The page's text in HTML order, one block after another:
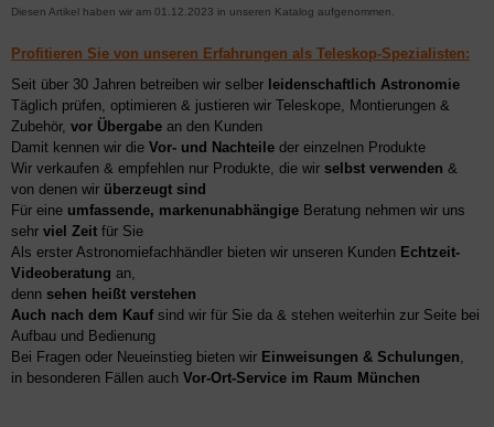
Diesen Artikel haben wir am 01.12.2023 in unseren Katalog aufgenommen.
Profitieren Sie von unseren Erfahrungen als Teleskop-Spezialisten:
Seit über 30 Jahren betreiben wir selber leidenschaftlich Astronomie
Täglich prüfen, optimieren & justieren wir Teleskope, Montierungen &
Zubehör, vor Übergabe an den Kunden
Damit kennen wir die Vor- und Nachteile der einzelnen Produkte
Wir verkaufen & empfehlen nur Produkte, die wir selbst verwenden &
von denen wir überzeugt sind
Für eine umfassende, markenunabhängige Beratung nehmen wir uns
sehr viel Zeit für Sie
Als erster Astronomiefachhändler bieten wir unseren Kunden Echtzeit-
Videoberatung an,
denn sehen heißt verstehen
Auch nach dem Kaufsind wir für Sie da & stehen weiterhin zur Seite bei
Aufbau und Bedienung
Bei Fragen oder Neueinstieg bieten wir Einweisungen & Schulungen,
in besonderen Fällen auch Vor-Ort-Service im Raum München